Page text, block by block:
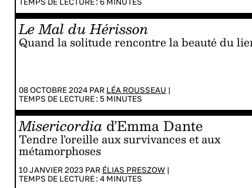
Le Mal du Hérisson
Quand la solitude rencontre la beauté du
08 OCTOBRE 2024 PAR LÉA ROUSSEAU |
TEMPS DE LECTURE : 5 MINUTES
Misericordia d’Emma Dante
Tendre l’oreille aux survivances et aux
métamorphoses
10 JANVIER 2023 PAR ÉLIAS PRESZOW |
TEMPS DE LECTURE : 4 MINUTES